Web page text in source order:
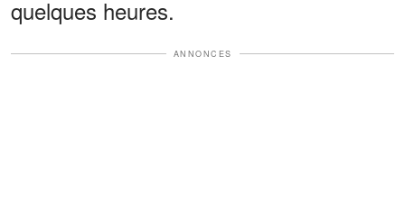
quelques heures.
ANNONCES